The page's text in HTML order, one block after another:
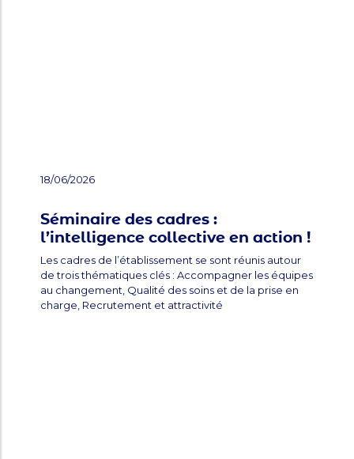
18/06/2026
Séminaire des cadres :
l’intelligence collective en action !
Les cadres de l’établissement se sont réunis autour
de trois thématiques clés : Accompagner les équipes
au changement, Qualité des soins et de la prise en
charge, Recrutement et attractivité